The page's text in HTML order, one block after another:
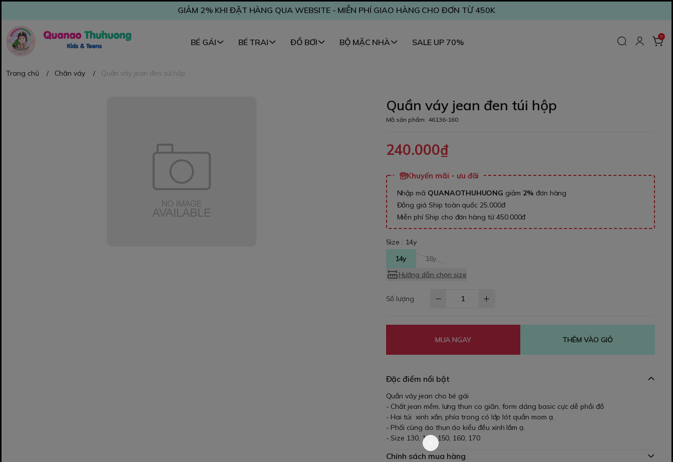
GIẢM 2% KHI ĐẶT HÀNG QUA WEBSITE - MIỄN PHÍ GIAO HÀNG CHO ĐƠN TỪ 450K
BÉ GÁI BÉ TRAI ĐỒ BƠI BỘ MẶC NHÀ SALE UP 70%
0
Trang chủ / Chân váy / Quần váy jean đen túi hộp
Quần váy jean đen túi hộp
Mã sản phẩm: 46136-160
240.000₫
Khuyến mãi - ưu đãi
Nhập mã QUANAOTHUHUONG giảm 2% đơn hàng
Đồng giá Ship toàn quốc 25.000đ
Miễn phí Ship cho đơn hàng từ 450.000đ
Size : 14y
14y
16y
Hướng dẫn chọn size
Số lượng
MUA NGAY THÊM VÀO GIỎ
Đặc điểm nổi bật
Quần váy jean cho bé gái
- Chất jean mềm, lưng thun co giãn, form dáng basic cực dễ phồi đồ
- Hai túi xinh xắn, phía trong có lớp lót quần mom ạ.
- Phối cùng áo thun áo kiểu đều xinh lắm ạ.
- Size 130, 140, 150, 160, 170
Chính sách mua hàng